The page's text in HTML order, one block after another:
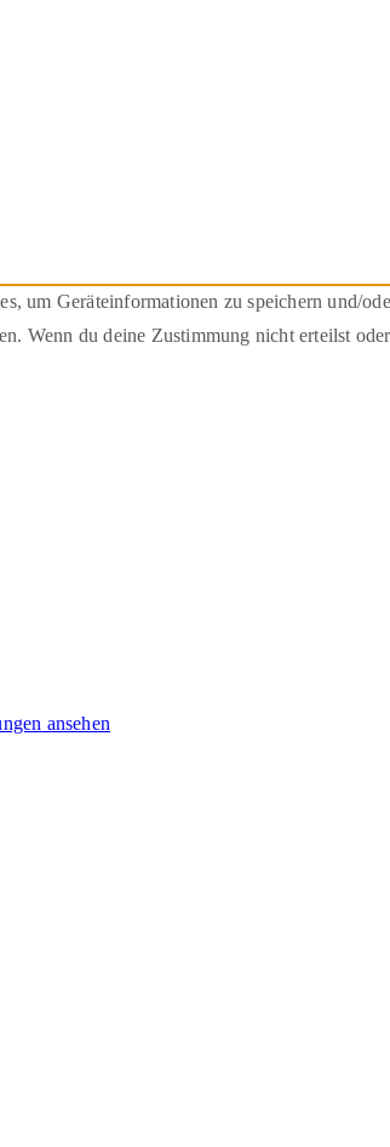
Geräteinformationen zu speichern und/
Wenn du deine Zustimmung nicht erteilst
ansehen